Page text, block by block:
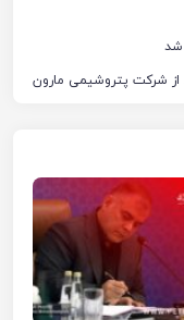
شد
از شرکت پتروشیمی مارون